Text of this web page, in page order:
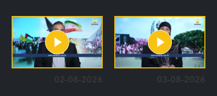
03-08-2026
02-08-2026